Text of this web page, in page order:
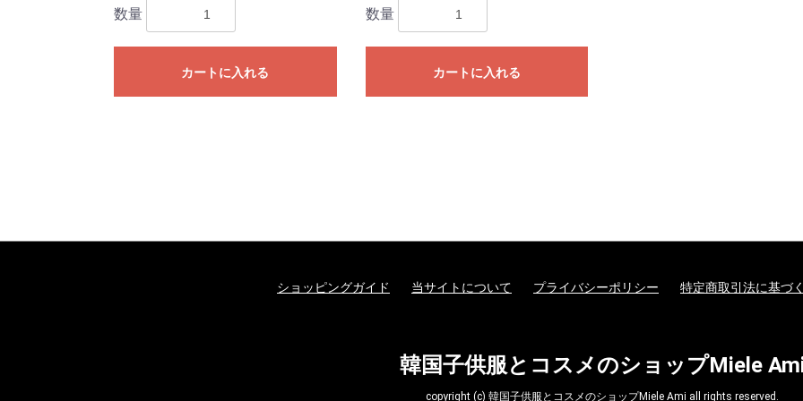
数量
カートに入れる
数量
カートに入れる
ショッピングガイド 当サイトについて プライバシーポリシー 特定商取引法に基づ
韓国子供服とコスメのショップMiele
copyright (c) 韓国子供服とコスメのショップMiele Ami all rights reserved.